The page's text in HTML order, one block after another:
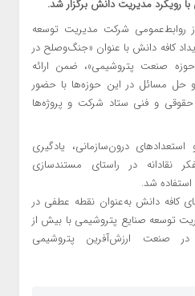
رویکرد مدیریت دانش برگزار شد.
روابط‌عمومی شرکت مدیریت توسعه
کافه دانش با عنوان «جنگ‌وصلح در
حوزه صنعت پتروشیمی»، ضمن ارائه
حل مسائل در این حوزه‌ها با حضور
حقوقی و فنی ستاد شرکت و پروژه‌ها
درون‌سازمانی، یادگیری
نقادانه در راستای مستندسازی
شد.
کافه دانش به‌عنوان نقطه عطفی در
توسعه صنایع پتروشیمی با بیش از
صنعت ارزش‌آفرین پتروشیمی